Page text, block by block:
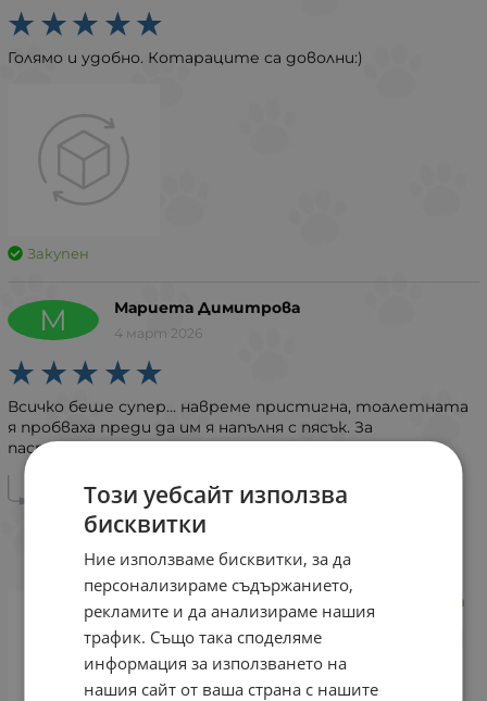
Голямо и удобно. Котараците са доволни:)
Закупен
М Мариета Димитрова
4 март 2026
Всичко беше супер... навреме пристигна, тоалетната
я пробваха преди да им я напълня с пясък. За
пастичките умрат просто...
DrAntonov.bg | Ралица
5 март 2026
Много се радваме, че сте останали доволни😊
Savic Aseo Jumbo Marble котешка
тоалетна черен мрамор/
антрацит, 67.5x48.5x28 см, Брой
Закупен
Този уебсайт използва
бисквитки
Ние използваме бисквитки, за да
персонализираме съдържанието,
рекламите и да анализираме нашия
трафик. Също така споделяме
информация за използването на
нашия сайт от ваша страна с нашите